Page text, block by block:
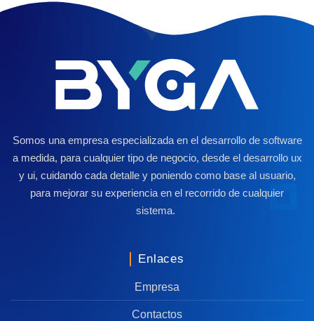
Somos una empresa especializada en el desarrollo de software
a medida, para cualquier tipo de negocio, desde el desarrollo ux
y ui, cuidando cada detalle y poniendo como base al usuario,
para mejorar su experiencia en el recorrido de cualquier
sistema.
Enlaces
Empresa
Contactos